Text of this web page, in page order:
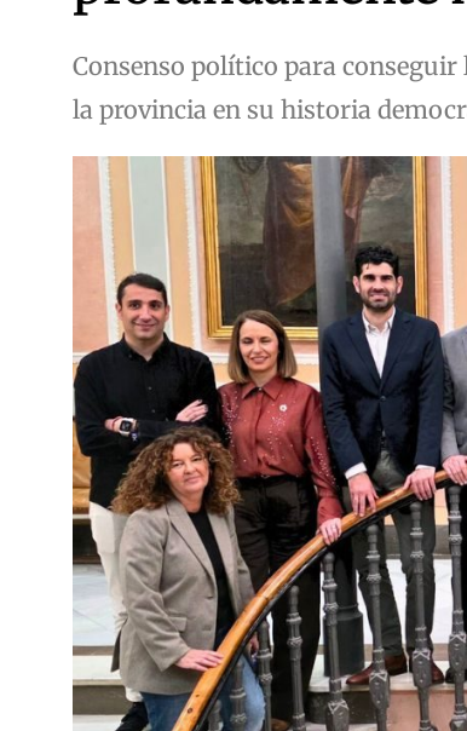
Consenso político para
la provincia en su historia